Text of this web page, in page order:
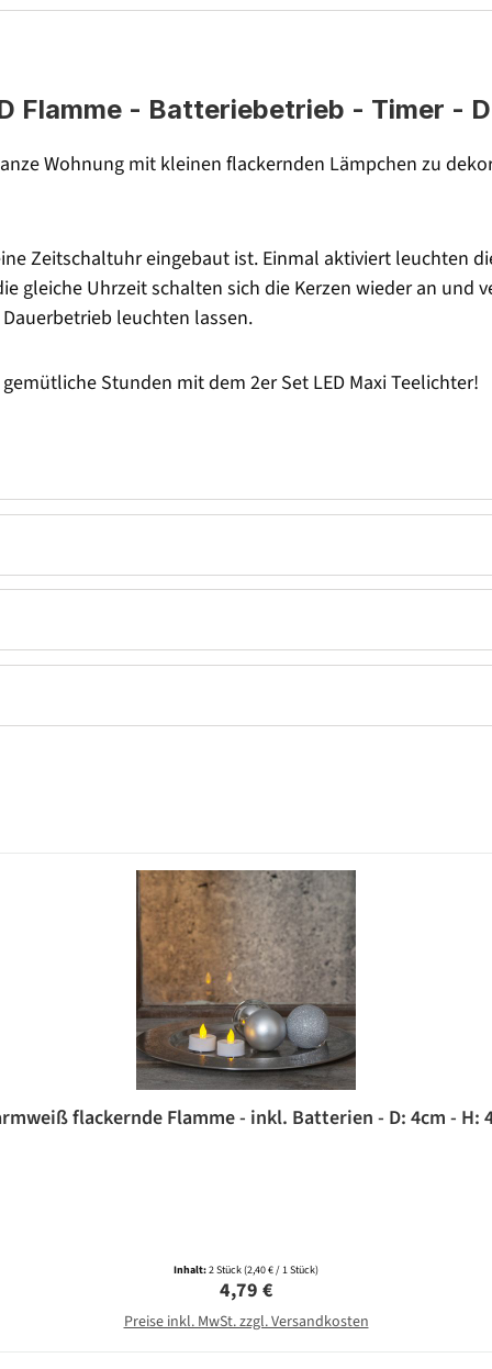
Flamme - Batteriebetrieb - Timer -
Wohnung mit kleinen flackernden Lämpchen zu
Zeitschaltuhr eingebaut ist. Einmal aktiviert leuchten
gleiche Uhrzeit schalten sich die Kerzen wieder an
leuchten lassen.
Stunden mit dem 2er Set LED Maxi Teelichter!
flackernde Flamme - inkl. Batterien - D: 4cm - H:
Inhalt:2 Stück(2,40 € / 1 Stück)
Regulärer Preis:
4,79 €
Preise inkl. MwSt. zzgl. Versandkosten